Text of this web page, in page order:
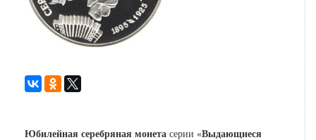
Юбилейная серебряная монета серии «Выдающиеся